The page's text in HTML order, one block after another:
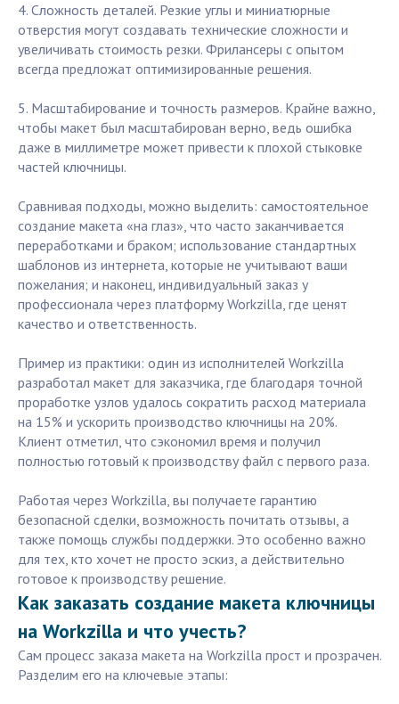
4. Сложность деталей. Резкие углы и миниатюрные
отверстия могут создавать технические сложности и
увеличивать стоимость резки. Фрилансеры с опытом
всегда предложат оптимизированные решения.
5. Масштабирование и точность размеров. Крайне важно,
чтобы макет был масштабирован верно, ведь ошибка
даже в миллиметре может привести к плохой стыковке
частей ключницы.
Сравнивая подходы, можно выделить: самостоятельное
создание макета «на глаз», что часто заканчивается
переработками и браком; использование стандартных
шаблонов из интернета, которые не учитывают ваши
пожелания; и наконец, индивидуальный заказ у
профессионала через платформу Workzilla, где ценят
качество и ответственность.
Пример из практики: один из исполнителей Workzilla
разработал макет для заказчика, где благодаря точной
проработке узлов удалось сократить расход материала
на 15% и ускорить производство ключницы на 20%.
Клиент отметил, что сэкономил время и получил
полностью готовый к производству файл с первого раза.
Работая через Workzilla, вы получаете гарантию
безопасной сделки, возможность почитать отзывы, а
также помощь службы поддержки. Это особенно важно
для тех, кто хочет не просто эскиз, а действительно
готовое к производству решение.
Как заказать создание макета ключницы
на Workzilla и что учесть?
Сам процесс заказа макета на Workzilla прост и прозрачен.
Разделим его на ключевые этапы: